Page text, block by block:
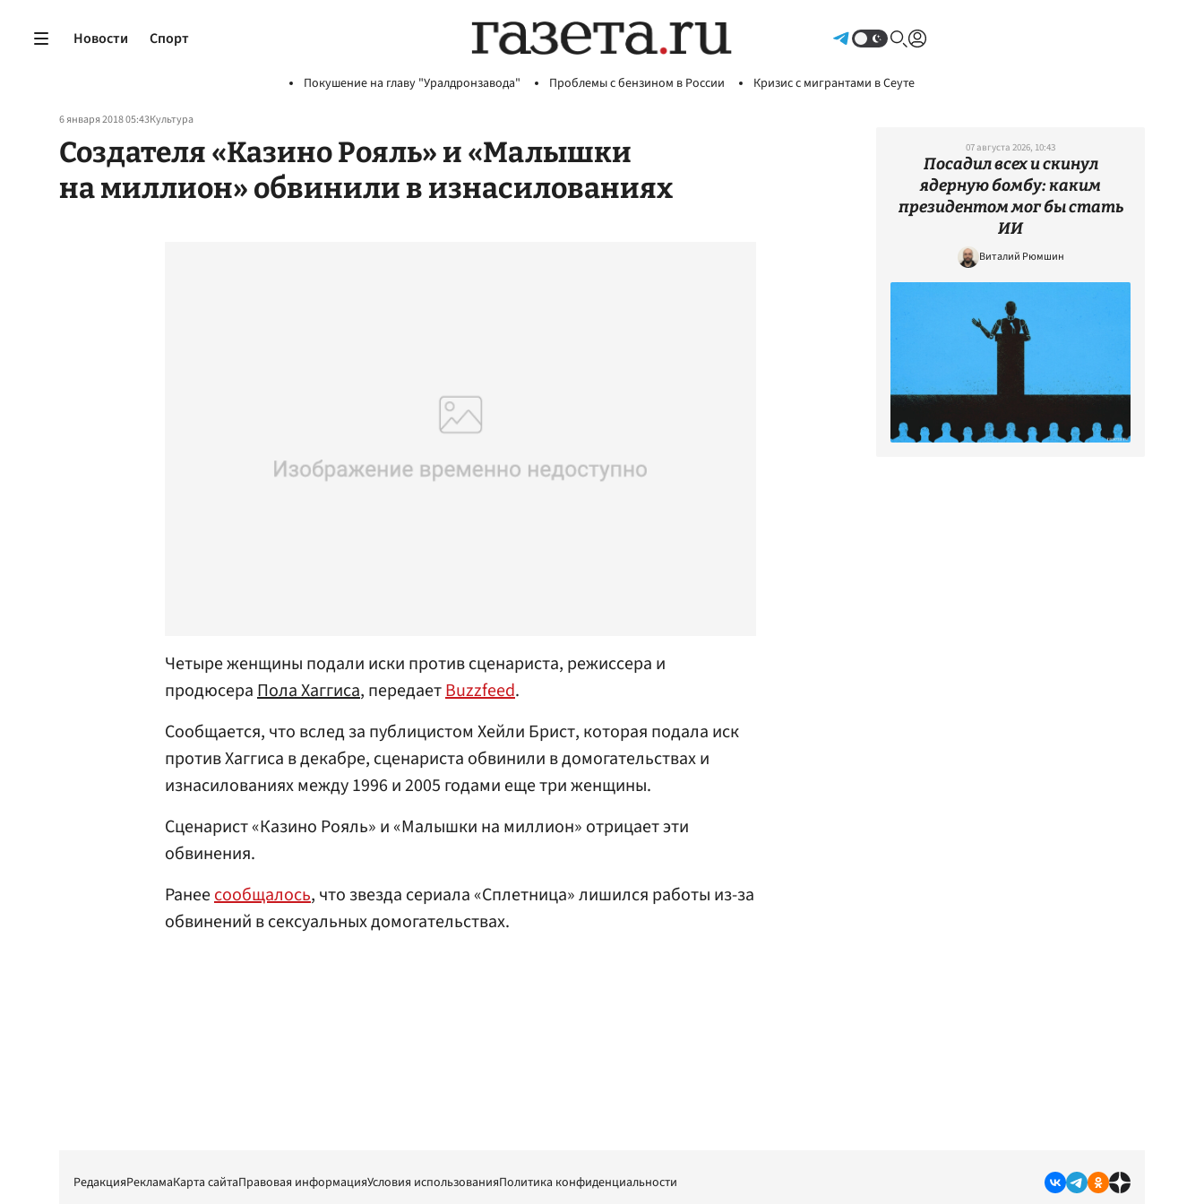
Новости Спорт
Покушение на главу "Уралдронзавода" Проблемы с бензином в России Кризис с мигрантами в Сеуте
6 января 2018 05:43Культура
Создателя «Казино Рояль» и «Малышки
на миллион» обвинили в изнасилованиях
Четыре женщины подали иски против сценариста, режиссера и
продюсераПола Хаггиса, передаетBuzzfeed.
Сообщается, что вслед за публицистом Хейли Брист, которая подала иск
против Хаггиса в декабре, сценариста обвинили в домогательствах и
изнасилованиях между 1996 и 2005 годами еще три женщины.
Сценарист «Казино Рояль» и «Малышки на миллион» отрицает эти
обвинения.
Ранеесообщалось, что звезда сериала «Сплетница» лишился работы из-за
обвинений в сексуальных домогательствах.
07 августа 2026, 10:43
Посадил всех и скинул
ядерную бомбу: каким
президентом мог бы стать
ИИ
Виталий Рюмшин
РедакцияРекламаКарта сайтаПравовая информацияУсловия использованияПолитика конфиденциальности